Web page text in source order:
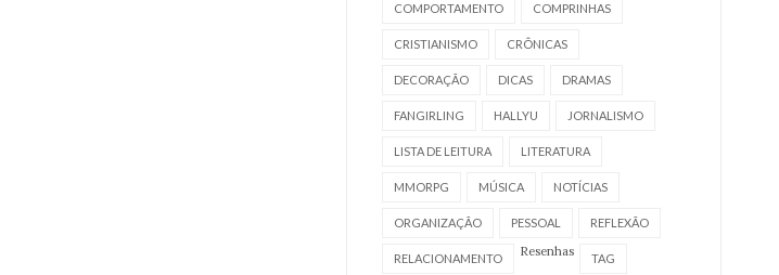
COMPORTAMENTO COMPRINHAS
CRISTIANISMO CRÔNICAS
DECORAÇÃO DICAS DRAMAS
FANGIRLING HALLYU JORNALISMO
LISTA DE LEITURA LITERATURA
MMORPG MÚSICA NOTÍCIAS
ORGANIZAÇÃO PESSOAL REFLEXÃO
RELACIONAMENTO Resenhas TAG